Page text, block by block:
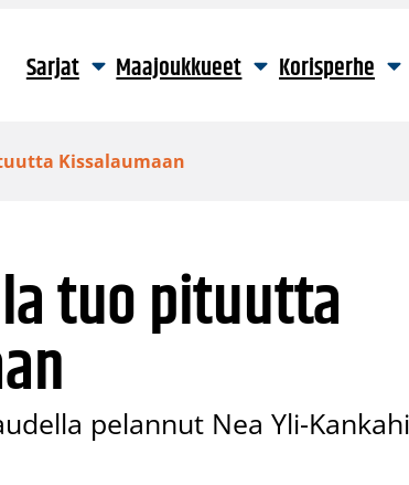
Sarjat Maajoukkueet Korisperhe
Kissalaumaan
tuo pituutta
pelannut Nea Yli-